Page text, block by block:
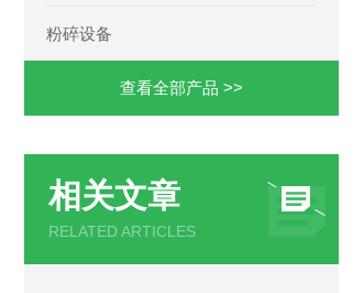
粉碎设备
查看全部产品 >>
相关文章
RELATED ARTICLES